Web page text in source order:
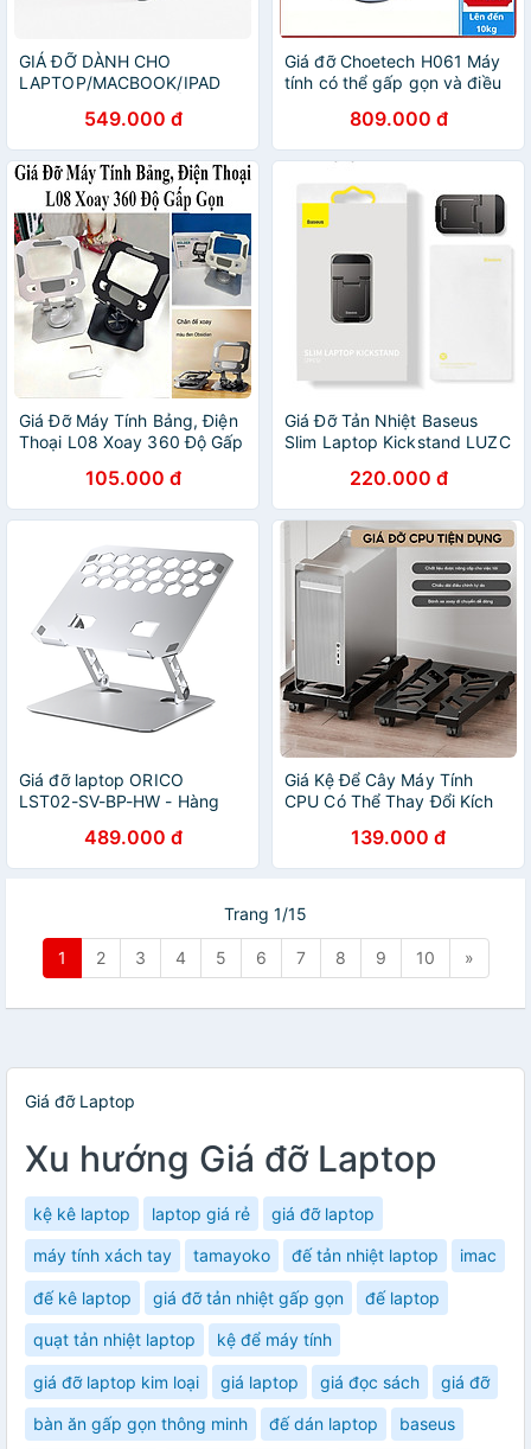
GIÁ ĐỠ DÀNH CHO
LAPTOP/MACBOOK/IPAD
NHIỆT 2 QUẠT LED 7CM
ZAKI - P11-F - Hàng Nhập
Khẩu
549.000 đ
Giá đỡ Choetech H061 Máy
tính có thể gấp gọn và điều
809.000 đ
Giá Đỡ Máy Tính Bảng, Điện
Thoại L08 Xoay 360 Độ Gấp
105.000 đ
Giá Đỡ Tản Nhiệt Baseus
Slim Laptop Kickstand LUZC
book- Hàng Chính Hãng
220.000 đ
Giá đỡ laptop ORICO
LST02-SV-BP-HW - Hàng
489.000 đ
Giá Kệ Để Cây Máy Tính
CPU Có Thể Thay Đổi Kích
139.000 đ
Trang 1/15
1 2 3 4 5 6 7 8 9 10 »
Giá đỡ Laptop
Xu hướng Giá đỡ Laptop
kệ kê laptop laptop giá rẻ giá đỡ laptop
máy tính xách tay tamayoko đế tản nhiệt laptop imac
đế kê laptop giá đỡ tản nhiệt gấp gọn đế laptop
quạt tản nhiệt laptop kệ để máy tính
giá đỡ laptop kim loại giá laptop giá đọc sách giá đỡ
bàn ăn gấp gọn thông minh đế dán laptop baseus